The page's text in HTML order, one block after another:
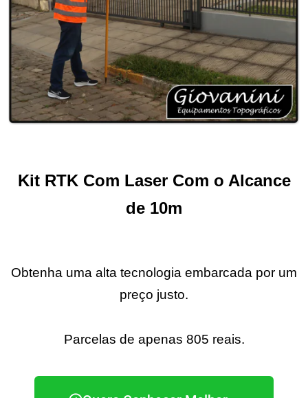
Kit RTK Com Laser Com o Alcance
de 10m
Obtenha uma alta tecnologia embarcada por um
preço justo.
Parcelas de apenas 805 reais.